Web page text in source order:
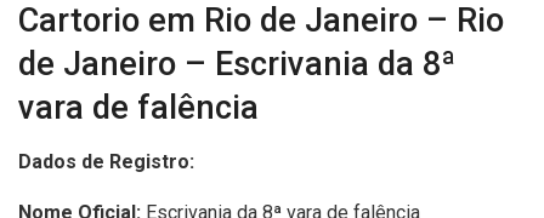
Cartorio em Rio de Janeiro – Rio
de Janeiro – Escrivania da 8ª
vara de falência
Dados de Registro:
Nome Oficial: Escrivania da 8ª vara de falência